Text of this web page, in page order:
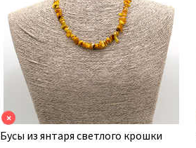
×
Бусы из янтаря светлого крошки